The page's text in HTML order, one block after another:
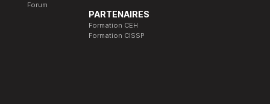
Forum
PARTENAIRES
Formation CEH
Formation CISSP